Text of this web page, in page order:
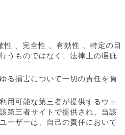
、完全性 、有効性 、特定の目
うものではなく、法律上の瑕疵
る損害について一切の責任を負
用可能な第三者が提供するウェ
第三者サイトで提供され、当該
ーザーは、自己の責任において